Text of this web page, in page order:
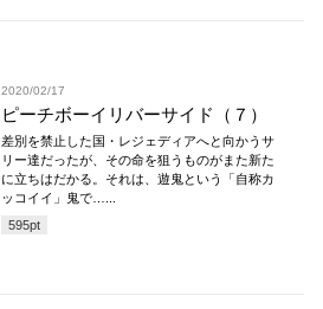
2020/02/17
ピーチボーイリバーサイド（７）
差別を禁止した国・レジェディアへと向かうサ
リー達だったが、その命を狙うものがまた新た
に立ちはだかる。それは、遊鬼という「自称カ
ッコイイ」鬼で…...
595pt